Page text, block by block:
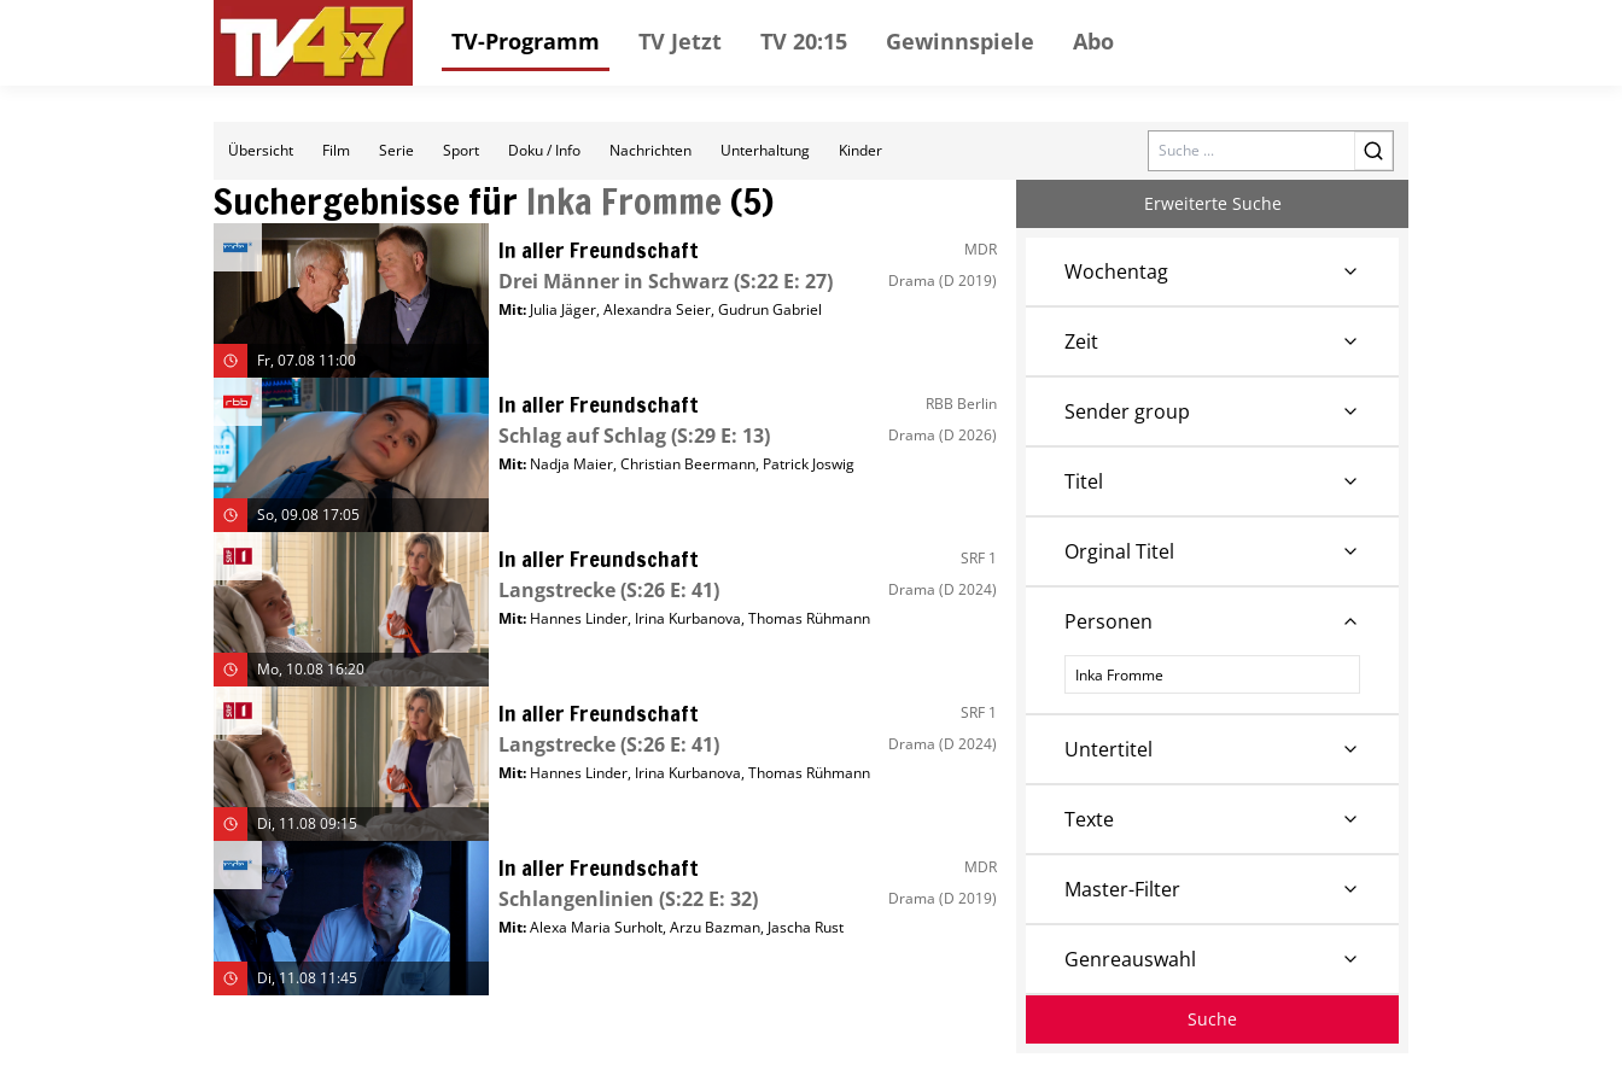
TV-Programm TV Jetzt TV 20:15 Gewinnspiele Abo
Übersicht Film Serie Sport Doku / Info Nachrichten Unterhaltung Kinder Search
Suchergebnisse für Inka Fromme(5)
Fr, 07.08 11:00
In aller Freundschaft MDR
Drei Männer in Schwarz(S:22 E: 27) Drama (D 2019)
Mit: Julia Jäger,Alexandra Seier,Gudrun Gabriel
So, 09.08 17:05
In aller Freundschaft RBB Berlin
Schlag auf Schlag(S:29 E: 13) Drama (D 2026)
Mit: Nadja Maier,Christian Beermann, Patrick Joswig
Mo, 10.08 16:20
In aller Freundschaft SRF 1
Langstrecke(S:26 E: 41) Drama (D 2024)
Mit: Hannes Linder, Irina Kurbanova,Thomas Rühmann
Di, 11.08 09:15
In aller Freundschaft SRF 1
Langstrecke(S:26 E: 41) Drama (D 2024)
Mit: Hannes Linder, Irina Kurbanova,Thomas Rühmann
Di, 11.08 11:45
In aller Freundschaft MDR
Schlangenlinien (S:22 E: 32) Drama (D 2019)
Mit:Alexa Maria Surholt,Arzu Bazman, Jascha Rust
Erweiterte Suche
Wochentag
Zeit
Sender group
Titel
Orginal Titel
Personen
Personen
Untertitel
Texte
Master-Filter
Genreauswahl
Suche